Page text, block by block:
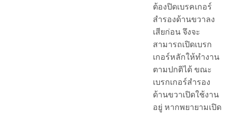
ต้องปิดเบรคเกอร์
สำรองด้านขวาลง
เสียก่อน จึงจะ
สามารถเปิดเบรก
เกอร์หลักให้ทำงาน
ตามปกติได้ ขณะ
เบรกเกอร์สำรอง
ด้านขวาเปิดใช้งาน
อยู่ หากพยายามเปิด